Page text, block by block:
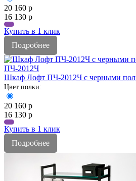
20 160 р
16 130 р
Купить в 1 клик
Подробнее
ПЧ-2012Ч
Шкаф Лофт ПЧ-2012Ч с черными
20 160 р
16 130 р
Купить в 1 клик
Подробнее